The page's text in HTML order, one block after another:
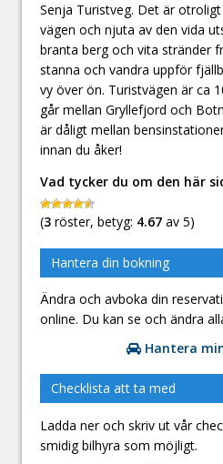
Senja Turistveg. Det är
vägen och njuta av den vida
branta berg och vita stränder
stanna och vandra uppför
vy över ön. Turistvägen är ca
går mellan Gryllefjord och
är dåligt mellan
innan du åker!
Vad tycker du om den här
(3 röster, betyg: 4.67 av 5)
Hantera din bokning
Ändra och avboka din
online. Du kan se och ändra
Hantera
Checklista att ta med
Ladda ner och skriv ut vår
smidig bilhyra som möjligt.